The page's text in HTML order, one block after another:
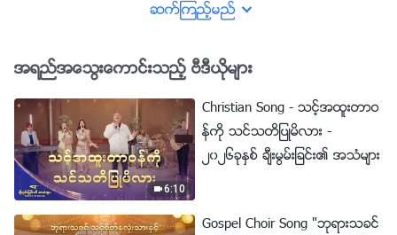
ဆက္ၾကည့္မည္
အရည္အေသြးေကာင္းသည့္ ဗီဒီယိုမ်ား
6:10
Christian Song - သင့္အထူးတာဝ
န္ကို သင္သတိျပဳမိလား -
၂၀၂၆ခုႏွစ္ ခ်ီးမြမ္းျခင္း၏ အသံမ်ား
Gospel Choir Song "ဘုရားသခင္